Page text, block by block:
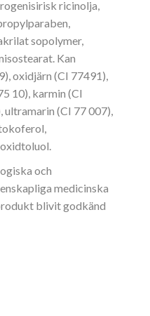
ricinolja,
sopolymer,
Kan
oxidjärn (CI 77491),
10), karmin (CI
ultramarin (CI 77 007),
och
medicinska
blivit godkänd